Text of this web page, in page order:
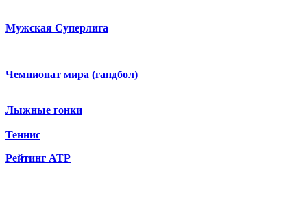
Мужская Суперлига
Чемпионат мира (гандбол)
Лыжные гонки
Теннис
Рейтинг ATP